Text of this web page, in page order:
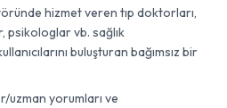
hizmet veren tıp doktorları,
psikologlar vb. sağlık
buluşturan bağımsız bir
uzman yorumları ve